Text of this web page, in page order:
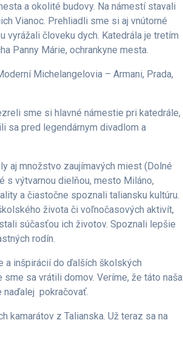
a okolité budovy. Na námestí stavali
Vianoc. Prehliadli sme si aj vnútorné
vyrážali človeku dych. Katedrála je tretím
Panny Márie, ochrankyne mesta.
Michelangelovia – Armani, Prada,
sme si hlavné námestie pri katedrále,
sa pred legendárnym divadlom a
aj množstvo zaujímavých miest (Dolné
s výtvarnou dielňou, mesto Miláno,
a čiastočne spoznali taliansku kultúru.
života či voľnočasových aktivít,
súčasťou ich životov. Spoznali lepšie
rodín.
a inšpirácií do ďalších školských
sa vrátili domov. Veríme, že táto naša
naďalej pokračovať.
kamarátov z Talianska. Už teraz sa na